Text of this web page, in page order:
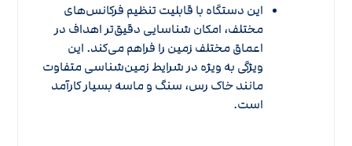
این دستگاه با قابلیت تنظیم فرکانس‌های
مختلف، امکان شناسایی دقیق‌تر اهداف در
اعماق مختلف زمین را فراهم می‌کند. این
ویژگی به ویژه در شرایط زمین‌شناسی متفاوت
مانند خاک رس، سنگ و ماسه بسیار کارآمد
است.